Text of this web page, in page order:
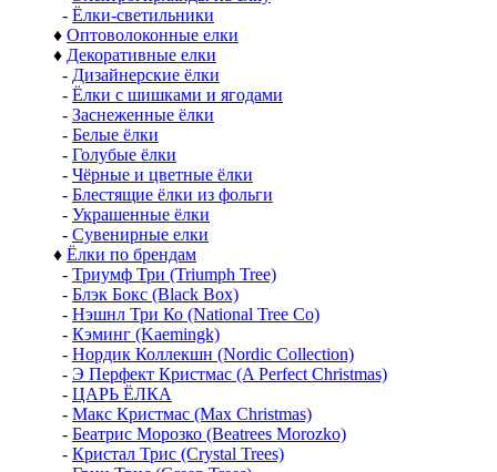
- Ёлки-светильники
♦ Оптоволоконные елки
♦ Декоративные елки
- Дизайнерские ёлки
- Ёлки с шишками и ягодами
- Заснеженные ёлки
- Белые ёлки
- Голубые ёлки
- Чёрные и цветные ёлки
- Блестящие ёлки из фольги
- Украшенные ёлки
- Сувенирные елки
♦ Ёлки по брендам
- Триумф Три (Triumph Tree)
- Блэк Бокс (Black Box)
- Нэшнл Три Ко (National Tree Co)
- Кэминг (Kaemingk)
- Нордик Коллекшн (Nordic Collection)
- Э Перфект Кристмас (A Perfect Christmas)
- ЦАРЬ ЁЛКА
- Макс Кристмас (Max Christmas)
- Беатрис Морозко (Beatrees Morozko)
- Кристал Трис (Crystal Trees)